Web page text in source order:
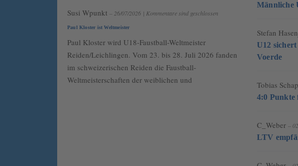
Susi Wpunkt – 26/07/2026 | Kommentare sind geschlossen
Paul Kloster ist Weltmeister
Paul Kloster wird U18-Faustball-Weltmeister
Reiden/Leichlingen. Vom 23. bis 28. Juli 2026 fanden
im schweizerischen Reiden die Faustball-
Weltmeisterschaften der weiblichen und
Männliche
Stefan
U12
Voerde
Tobias
4:0 Punkte
C_Weber –
LTV